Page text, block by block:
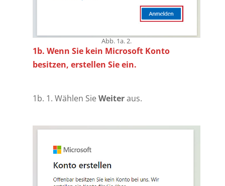
Abb. 1a. 2.
1b. Wenn Sie kein Microsoft Konto
besitzen, erstellen Sie ein.
1b. 1. Wählen SieWeiteraus.